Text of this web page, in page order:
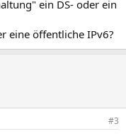
ein DS- oder ein
eine öffentliche IPv6?
#3